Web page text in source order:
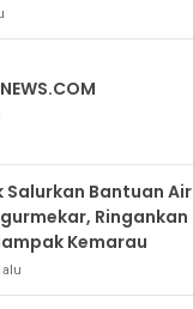
Bantuan Air
Ringankan
Kemarau